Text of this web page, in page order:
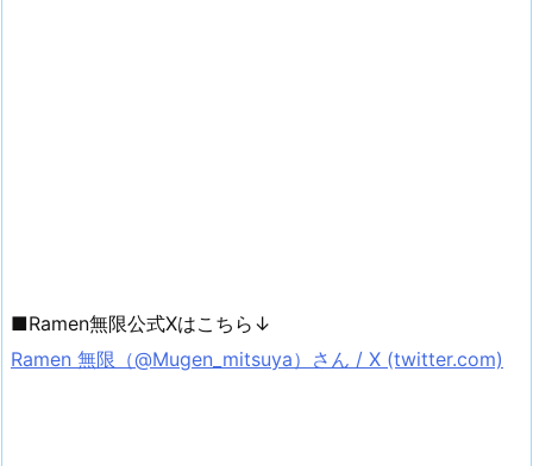
■Ramen無限公式Xはこちら↓
Ramen 無限（@Mugen_mitsuya）さん / X (twitter.com)